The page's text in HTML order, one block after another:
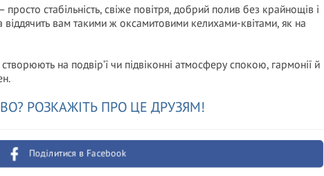
стабільність, свіже повітря, добрий полив без крайнощів і
віддячить вам такими ж оксамитовими келихами-квітами, як на
на подвір’ї чи підвіконні атмосферу спокою, гармонії й
РОЗКАЖІТЬ ПРО ЦЕ ДРУЗЯМ!
Поділитися в Facebook